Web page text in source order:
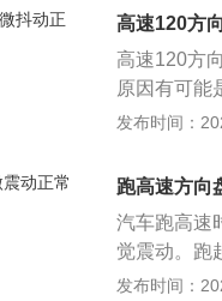
统造成，必
转车轮,检
猛、频繁：
车片后,症
螺丝是否松
高，车身有
老化而变
当车速超过
的。检查前
安装前桥并
高速120方
高速120方
原因有可能
一旦轮胎高
等造成。而
出现这样
还需要更换
题，那么很
旷量，这个
发布时间：
跑高速方向
汽车跑高速
觉震动。跑
动机和变速
发布时间：